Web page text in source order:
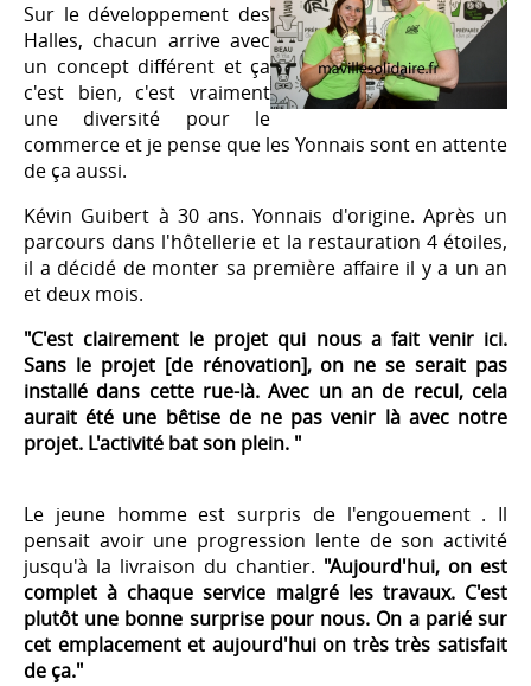
Sur le développement des
Halles, chacun arrive avec
un concept différent et ça
c'est bien, c'est vraiment
une diversité pour le
commerce et je pense que les Yonnais sont en attente
de ça aussi.
Kévin Guibert à 30 ans. Yonnais d'origine. Après un
parcours dans l'hôtellerie et la restauration 4 étoiles,
il a décidé de monter sa première affaire il y a un an
et deux mois.
"C'est clairement le projet qui nous a fait venir ici.
Sans le projet [de rénovation], on ne se serait pas
installé dans cette rue-là. Avec un an de recul, cela
aurait été une bêtise de ne pas venir là avec notre
projet. L'activité bat son plein. "
Le jeune homme est surpris de l'engouement . Il
pensait avoir une progression lente de son activité
jusqu'à la livraison du chantier. "Aujourd'hui, on est
complet à chaque service malgré les travaux. C'est
plutôt une bonne surprise pour nous. On a parié sur
cet emplacement et aujourd'hui on très très satisfait
de ça."